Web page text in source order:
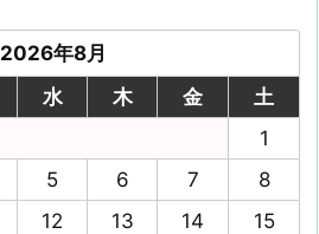
2026年8月
水 木 金
土
1
5 6 7
8
12 13 14
15